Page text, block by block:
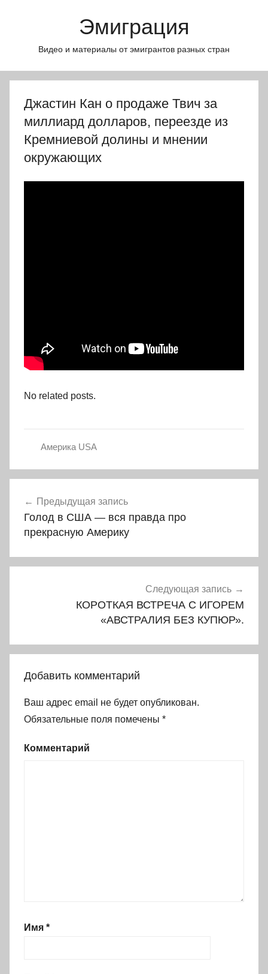
Эмиграция
Видео и материалы от эмигрантов разных стран
Джастин Кан о продаже Твич за
миллиард долларов, переезде из
Кремниевой долины и мнении
окружающих
No related posts.
Америка USA
по
записям
Предыдущая запись
Голод в США — вся правда про
прекрасную Америку
Следующая запись
КОРОТКАЯ ВСТРЕЧА С ИГОРЕМ
«АВСТРАЛИЯ БЕЗ КУПЮР».
Добавить комментарий
Ваш адрес email не будет опубликован.
Обязательные поля помечены *
Комментарий
Имя *